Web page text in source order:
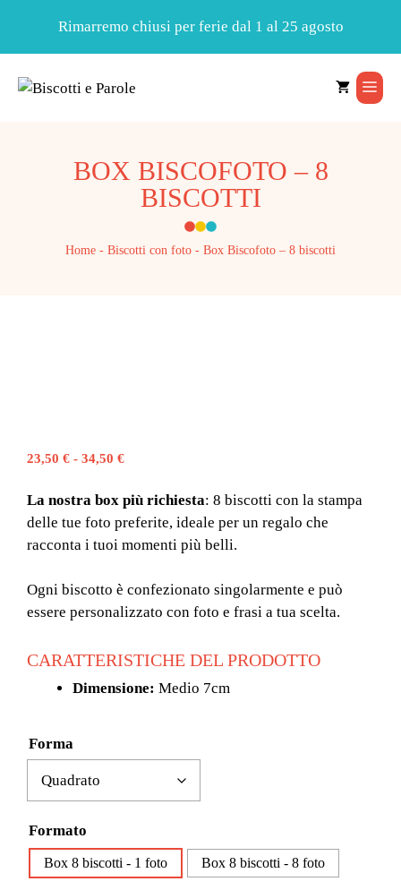
Rimarremo chiusi per ferie dal 1 al 25 agosto
BOX BISCOFOTO – 8
BISCOTTI
Home - Biscotti con foto - Box Biscofoto – 8 biscotti
23,50 € - 34,50 €Fascia
prezzo:
da
La nostra box più richiesta: 8 biscotti con la stampa
delle tue foto preferite, ideale per un regalo che
racconta i tuoi momenti più belli.
Ogni biscotto è confezionato singolarmente e può
essere personalizzato con foto e frasi a tua scelta.
CARATTERISTICHE DEL PRODOTTO
Dimensione: Medio 7cm
Forma
Formato
Box 8 biscotti - 1 foto Box 8 biscotti - 8 foto